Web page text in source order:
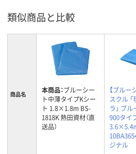
類似商品と比較
商品名 本商品：ブルーシー
ト中薄タイプKシー
ト 1.8×1.8m BS-
1818K 熱田資材（直
送品）
【ブルー
スクル
ラ」 ブ
900タイ
ジナル